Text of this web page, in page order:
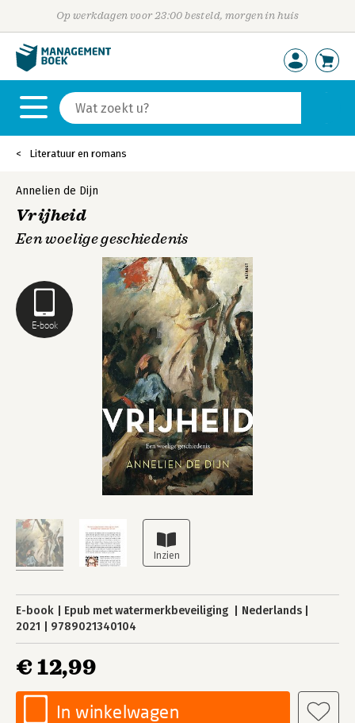
Op werkdagen voor 23:00 besteld, morgen in huis
Literatuur en romans
E-book
Annelien de Dijn
Vrijheid
Een woelige geschiedenis
E-book Epub met watermerkbeveiliging
Nederlands
2021
9789021340104
€ 12,99
In winkelwagen